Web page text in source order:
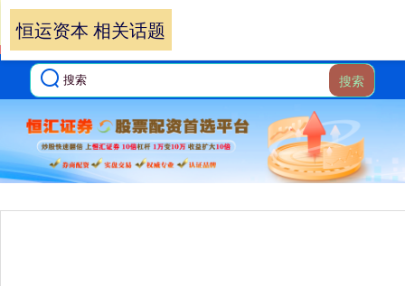
搜索
恒运资本 相关话题